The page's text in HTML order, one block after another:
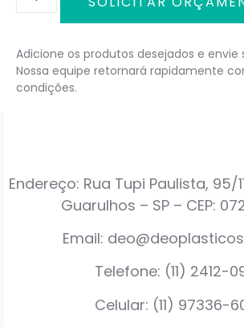
Adicione os produtos desejados e envie
Nossa equipe retornará rapidamente
condições.
Endereço: Rua Tupi Paulista, 95/
Guarulhos – SP – CEP:
Email:
Telefone: (11) 2412-
Celular: (11) 97336-